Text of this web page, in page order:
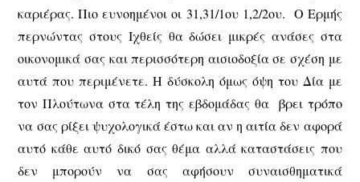
καριέρας. Πιο ευνοημένοι οι 31,31/1ου 1,2/2ου. Ο Ερμής
περνώντας στους Ιχθείς θα δώσει μικρές ανάσες στα
οικονομικά σας και περισσότερη αισιοδοξία σε σχέση με
αυτά που περιμένετε. Η δύσκολη όμως όψη του Δία με
τον Πλούτωνα στα τέλη της εβδομάδας θα βρει τρόπο
να σας ρίξει ψυχολογικά έστω και αν η αιτία δεν αφορά
αυτό κάθε αυτό δικό σας θέμα αλλά καταστάσεις που
δεν μπορούν να σας αφήσουν συναισθηματικά